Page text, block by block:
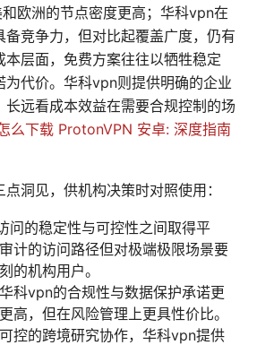
欧洲的节点密度更高；华科vpn在
备竞争力，但对比起覆盖广度，仍有
本层面，免费方案往往以牺牲稳定
为代价。华科vpn则提供明确的企业
长远看成本效益在需要合规控制的场
么下载 ProtonVPN 安卓: 深度指南
洞见，供机构决策时对照使用：
问的稳定性与可控性之间取得平
计的访问路径但对极端极限场景要
的机构用户。
科vpn的合规性与数据保护承诺更
高，但在风险管理上更具性价比。
控的跨境研究协作，华科vpn提供